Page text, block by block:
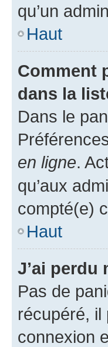
qu’un
Haut
Comment
dans la
Dans le
en ligne.
qu’aux
compté(e)
Haut
J’ai perdu
Pas de
récupéré, il
connexion